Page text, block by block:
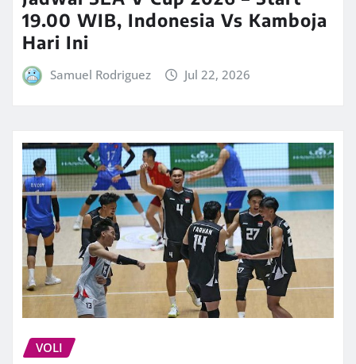
19.00 WIB, Indonesia Vs Kamboja
Hari Ini
Samuel Rodriguez Jul 22, 2026
VOLI